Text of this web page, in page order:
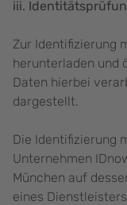
iii.
Zur Identifizierung
herunterladen und
Daten hierbei
dargestellt.
Die Identifizierung
Unternehmen
München auf
eines